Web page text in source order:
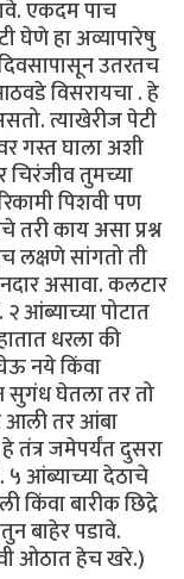
एकदम पाच
घेणे हा अव्यापारेषु
उतरतच
विसरायचा . हे
त्याखेरीज पेटी
गस्त घाला अशी
तुमच्या
पिशवी पण
काय असा प्रश्न
लक्षणे सांगतो ती
असावा. कलटार
आंब्याच्या पोटात
धरला की
नये किंवा
घेतला तर तो
आली तर आंबा
जमेपर्यंत दुसरा
आंब्याच्या देठाचे
किंवा बारीक छिद्रे
बाहेर पडावे.
ओठात हेच खरे.)